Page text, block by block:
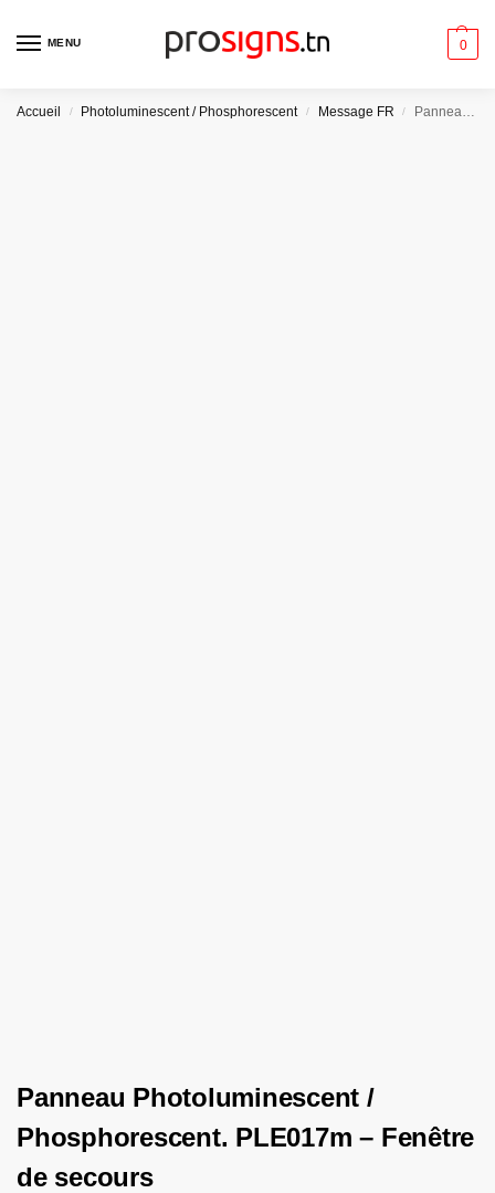
MENU 0
Accueil / Photoluminescent / Phosphorescent / Message FR / Panneau Photoluminescent / Phosphorescent. PLE017m – Fenêtre de secours
Panneau Photoluminescent /
Phosphorescent. PLE017m – Fenêtre
de secours